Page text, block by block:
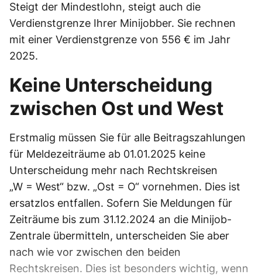
Steigt der Mindestlohn, steigt auch die
Verdienstgrenze Ihrer Minijobber. Sie rechnen
mit einer Verdienstgrenze von 556 € im Jahr
2025.
Keine Unterscheidung
zwischen Ost und West
Erstmalig müssen Sie für alle Beitragszahlungen
für Meldezeiträume ab 01.01.2025 keine
Unterscheidung mehr nach Rechtskreisen
„W = West“ bzw. „Ost = O“ vornehmen. Dies ist
ersatzlos entfallen. Sofern Sie Meldungen für
Zeiträume bis zum 31.12.2024 an die Minijob-
Zentrale übermitteln, unterscheiden Sie aber
nach wie vor zwischen den beiden
Rechtskreisen. Dies ist besonders wichtig, wenn